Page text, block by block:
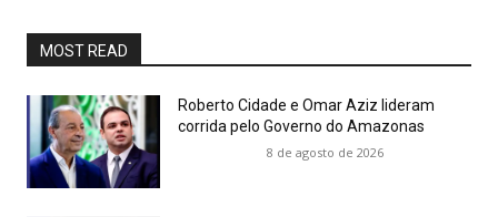
MOST READ
Roberto Cidade e Omar Aziz lideram
corrida pelo Governo do Amazonas
8 de agosto de 2026